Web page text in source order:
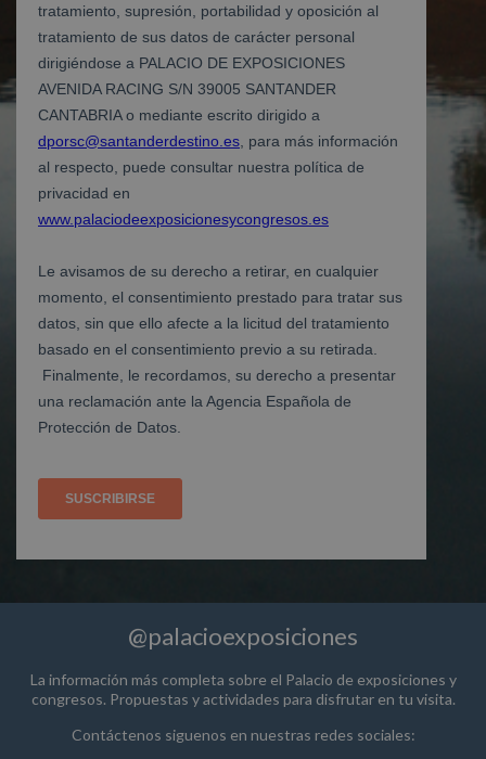
@palacioexposiciones
La información más completa sobre el Palacio de exposiciones y
congresos. Propuestas y actividades para disfrutar en tu visita.
Contáctenos siguenos en nuestras redes sociales: